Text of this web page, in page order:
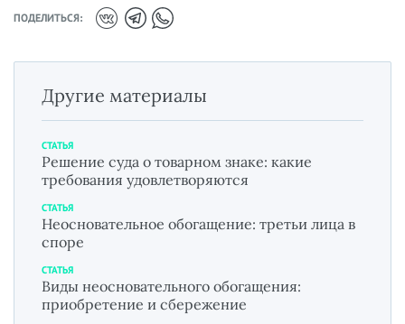
ПОДЕЛИТЬСЯ:
Другие материалы
СТАТЬЯ
Решение суда о товарном знаке: какие
требования удовлетворяются
СТАТЬЯ
Неосновательное обогащение: третьи лица в
споре
СТАТЬЯ
Виды неосновательного обогащения:
приобретение и сбережение